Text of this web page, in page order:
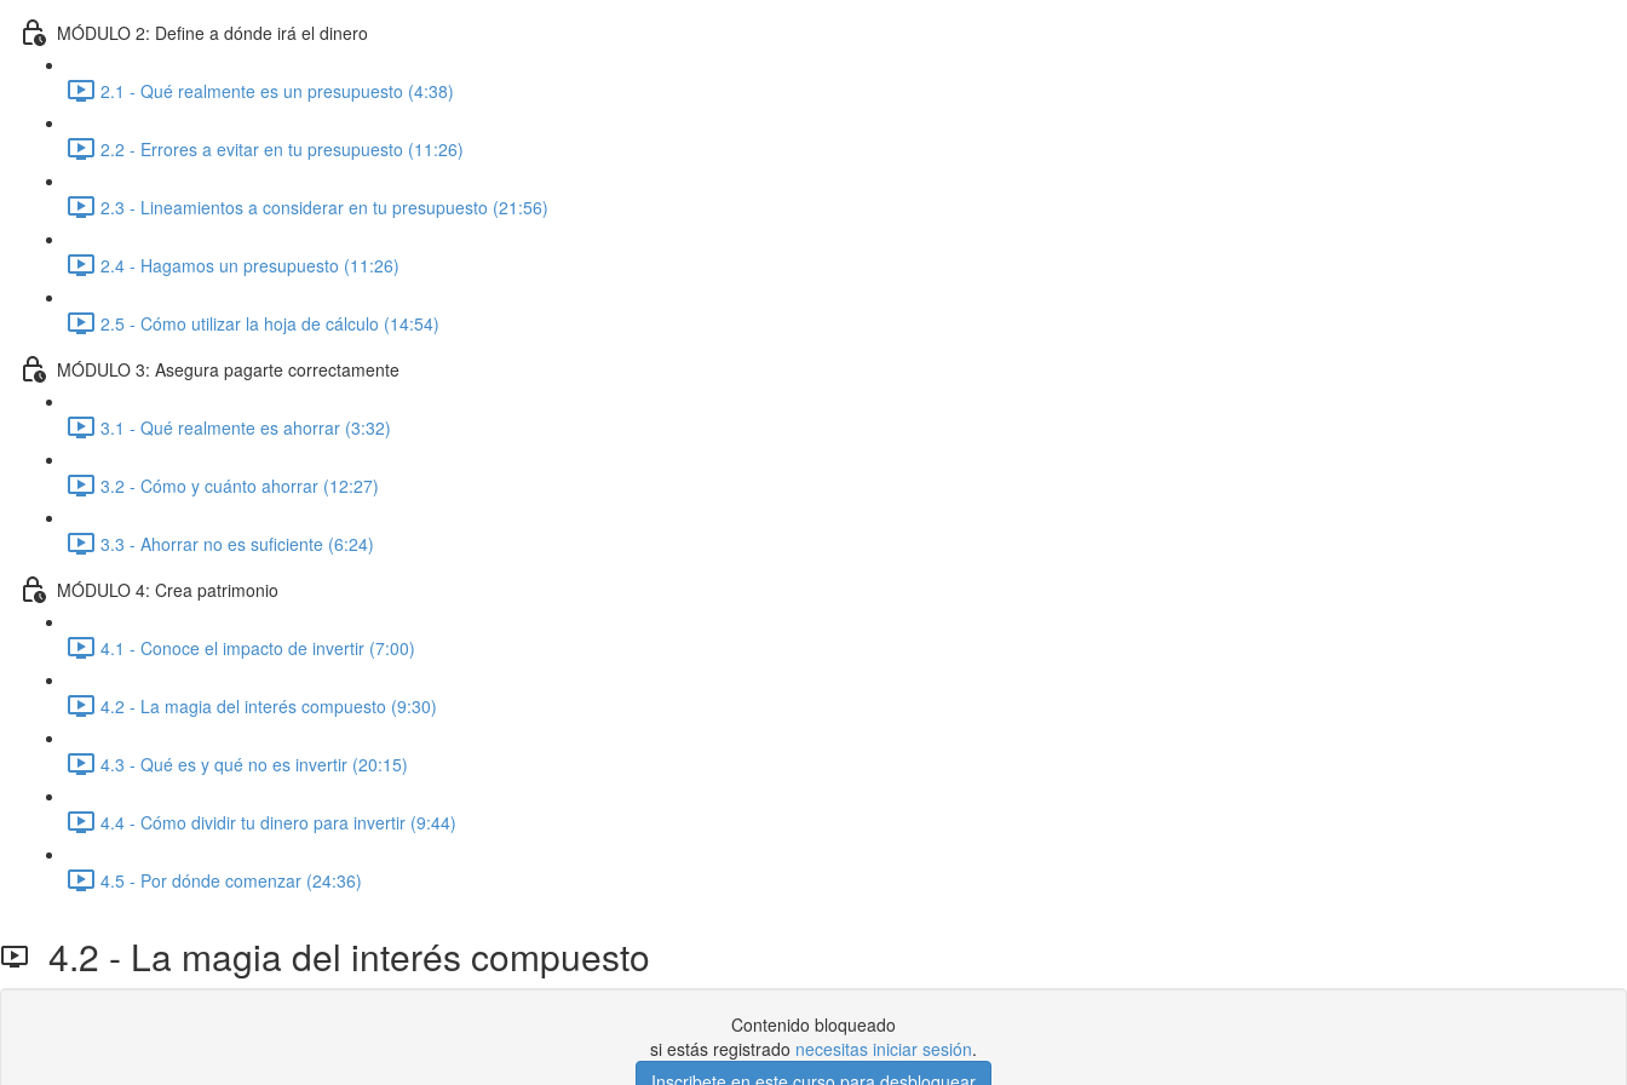
MÓDULO 2: Define a dónde irá el dinero
2.1 - Qué realmente es un presupuesto (4:38)
2.2 - Errores a evitar en tu presupuesto (11:26)
2.3 - Lineamientos a considerar en tu presupuesto (21:56)
2.4 - Hagamos un presupuesto (11:26)
2.5 - Cómo utilizar la hoja de cálculo (14:54)
MÓDULO 3: Asegura pagarte correctamente
3.1 - Qué realmente es ahorrar (3:32)
3.2 - Cómo y cuánto ahorrar (12:27)
3.3 - Ahorrar no es suficiente (6:24)
MÓDULO 4: Crea patrimonio
4.1 - Conoce el impacto de invertir (7:00)
4.2 - La magia del interés compuesto (9:30)
4.3 - Qué es y qué no es invertir (20:15)
4.4 - Cómo dividir tu dinero para invertir (9:44)
4.5 - Por dónde comenzar (24:36)
4.2 - La magia del interés compuesto
Contenido bloqueado
si estás registrado necesitas iniciar sesión.